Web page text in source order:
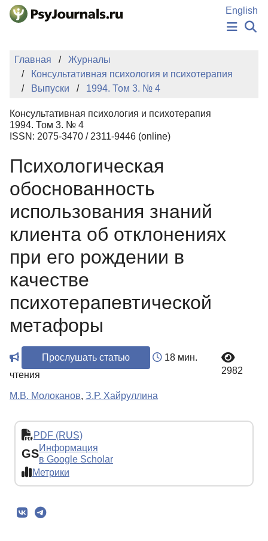
Перейти к основному содержанию
English
НОВОСТИ
АВТОРЫ
Регистрация
Главная
Журналы
Консультативная психология и психотерапия
Выпуски
1994. Том 3. № 4
Консультативная психология и психотерапия
1994. Том 3. № 4
ISSN: 2075-3470 / 2311-9446 (online)
Психологическая
обоснованность
использования знаний
клиента об отклонениях
при его рождении в
качестве
психотерапевтической
метафоры
Прослушать статью
18 мин.
чтения
2982
М.В. Молоканов, З.Р. Хайруллина
PDF (RUS)
GSИнформация
в Google Scholar
Метрики